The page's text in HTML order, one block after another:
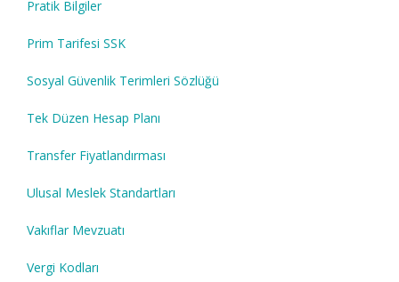
Pratik Bilgiler
Prim Tarifesi SSK
Sosyal Güvenlik Terimleri Sözlüğü
Tek Düzen Hesap Planı
Transfer Fiyatlandırması
Ulusal Meslek Standartları
Vakıflar Mevzuatı
Vergi Kodları